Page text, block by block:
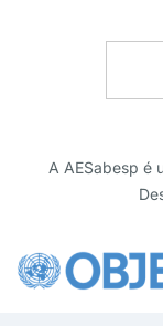
A AESabesp é